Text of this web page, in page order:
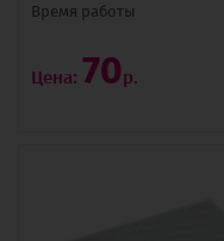
Время pаботы
Цена: 70р.